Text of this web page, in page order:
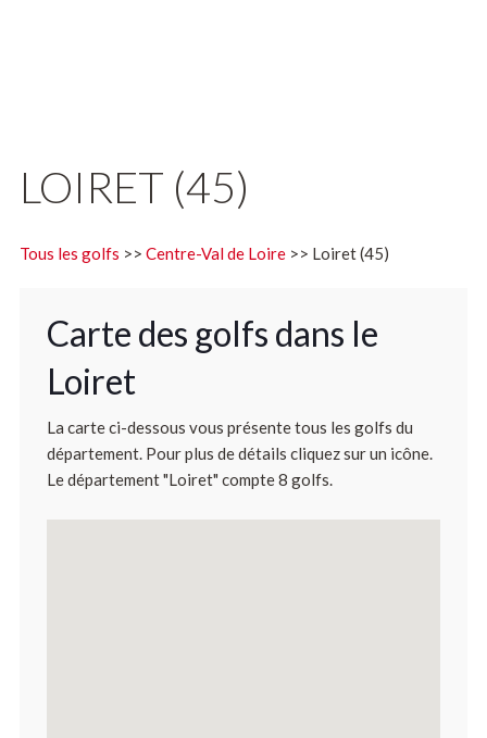
LOIRET (45)
Tous les golfs >> Centre-Val de Loire>> Loiret (45)
Carte des golfs dans le
Loiret
La carte ci-dessous vous présente tous les golfs du
département. Pour plus de détails cliquez sur un icône.
Le département "Loiret" compte 8 golfs.